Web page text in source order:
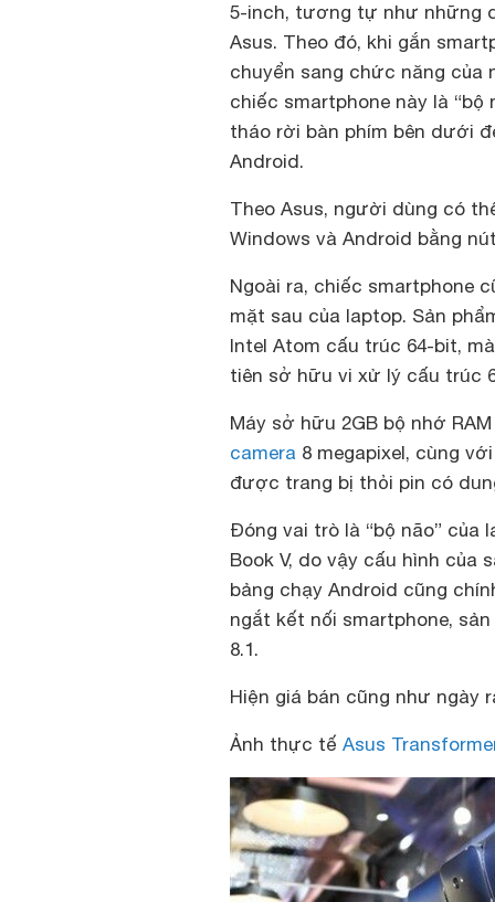
5-inch, tương tự như những
Asus. Theo đó, khi gắn
chuyển sang chức năng của
chiếc smartphone này là
tháo rời bàn phím bên dưới
Android.
Theo Asus, người dùng có
Windows và Android bằng
Ngoài ra, chiếc smartphone
mặt sau của laptop. Sản
Intel Atom cấu trúc 64-bit,
tiên sở hữu vi xử lý cấu trúc
Máy sở hữu 2GB bộ nhớ
camera 8 megapixel, cùng
được trang bị thỏi pin có
Đóng vai trò là “bộ não” của
Book V, do vậy cấu hình
bảng chạy Android cũng
ngắt kết nối smartphone,
8.1.
Hiện giá bán cũng như ngày
Ảnh thực tế Asus